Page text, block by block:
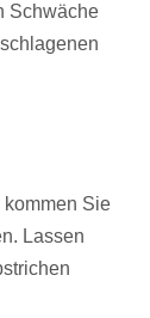
Schwäche
Sie
Lassen